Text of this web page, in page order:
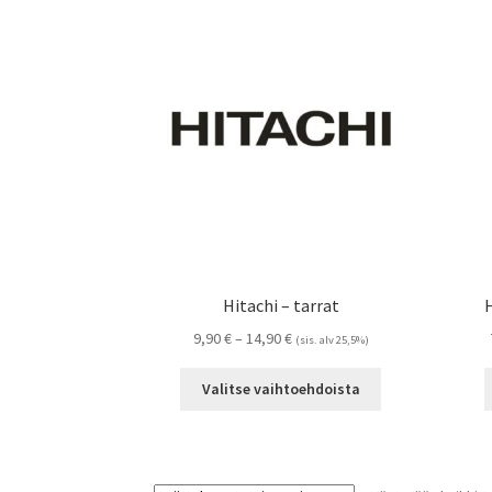
Hitachi – tarrat
9,90€– 14,90€Hintaluokka:
-
(sis. alv 25,5%)
Valitse vaihtoehdoista